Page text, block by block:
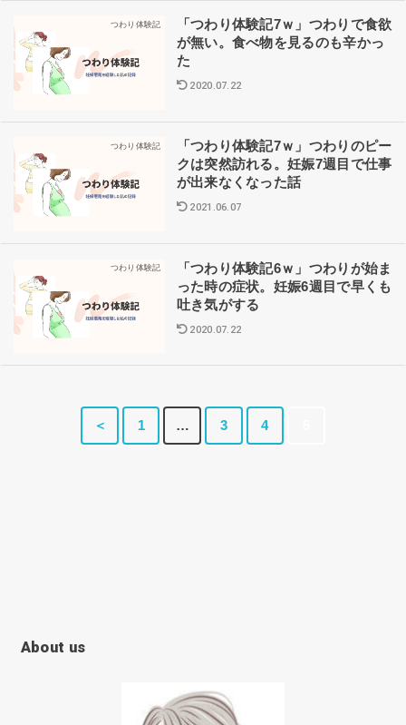
つわり体験記
「つわり体験記7ｗ」つわりで食欲
が無い。食べ物を見るのも辛かっ
た
2020.07.22
つわり体験記
「つわり体験記7ｗ」つわりのピー
クは突然訪れる。妊娠7週目で仕事
が出来なくなった話
2021.06.07
つわり体験記
「つわり体験記6ｗ」つわりが始ま
った時の症状。妊娠6週目で早くも
吐き気がする
2020.07.22
＜ 1 … 3 4
About us